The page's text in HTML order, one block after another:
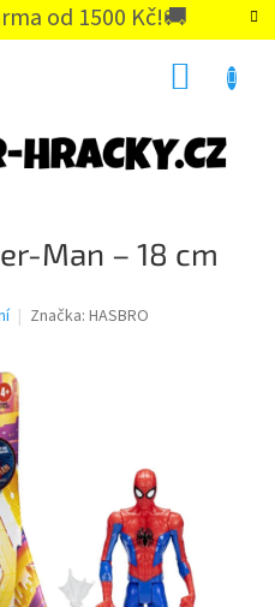
od 1500 Kč!🚚
Man – 18 cm
Značka: HASBRO